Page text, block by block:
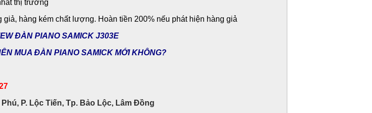
thị trường
giả, hàng kém chất lượng. Hoàn tiền 200% nếu phát hiện hàng giả
ĐÀN PIANO SAMICK J303E
MUA ĐÀN PIANO SAMICK MỚI KHÔNG?
P. Lộc Tiến, Tp. Bảo Lộc, Lâm Đồng